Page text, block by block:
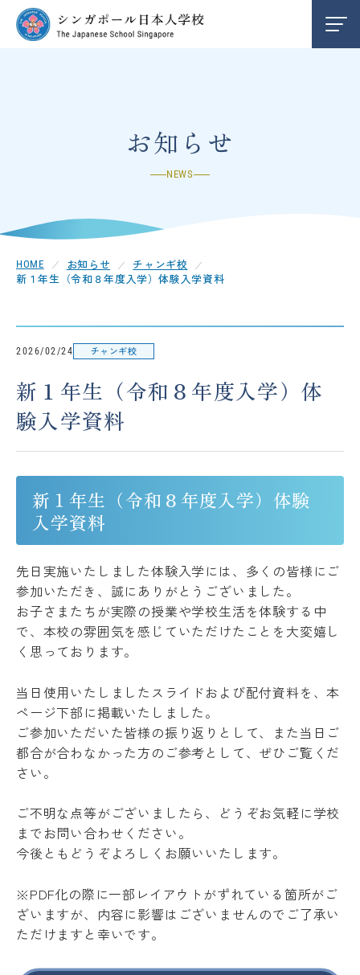
クレメンティ校CLEMENTI
チャンギ校 CHANGI
アクセスACCESS
Please follow us !
お知らせ
NEWS
HOME お知らせ
チャンギ校
新１年生（令和８年度入学）体験入学資料
2026/02/24 チャンギ校
新１年生（令和８年度入学）体
験入学資料
新１年生（令和８年度入学）体験
入学資料
先日実施いたしました体験入学には、多くの皆様にご
参加いただき、誠にありがとうございました。
お子さまたちが実際の授業や学校生活を体験する中
で、本校の雰囲気を感じていただけたことを大変嬉し
く思っております。
当日使用いたしましたスライドおよび配付資料を、本
ページ下部に掲載いたしました。
ご参加いただいた皆様の振り返りとして、また当日ご
都合が合わなかった方のご参考として、ぜひご覧くだ
さい。
ご不明な点等がございましたら、どうぞお気軽に学校
までお問い合わせください。
今後ともどうぞよろしくお願いいたします。
※PDF化の際に一部レイアウトがずれている箇所がご
ざいますが、内容に影響はございませんのでご了承い
ただけますと幸いです。